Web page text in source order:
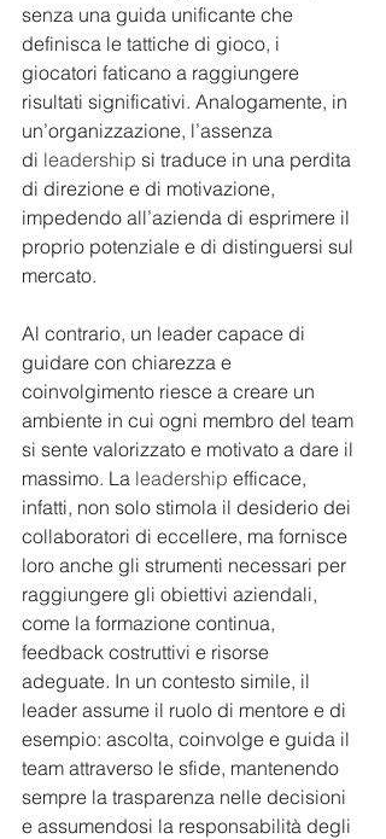
senza una guida unificante che
definisca le tattiche di gioco, i
giocatori faticano a raggiungere
risultati significativi. Analogamente, in
un’organizzazione, l’assenza
di leadership si traduce in una perdita
di direzione e di motivazione,
impedendo all’azienda di esprimere il
proprio potenziale e di distinguersi sul
mercato.
Al contrario, un leader capace di
guidare con chiarezza e
coinvolgimento riesce a creare un
ambiente in cui ogni membro del team
si sente valorizzato e motivato a dare il
massimo. La leadership efficace,
infatti, non solo stimola il desiderio dei
collaboratori di eccellere, ma fornisce
loro anche gli strumenti necessari per
raggiungere gli obiettivi aziendali,
come la formazione continua,
feedback costruttivi e risorse
adeguate. In un contesto simile, il
leader assume il ruolo di mentore e di
esempio: ascolta, coinvolge e guida il
team attraverso le sfide, mantenendo
sempre la trasparenza nelle decisioni
e assumendosi la responsabilità degli